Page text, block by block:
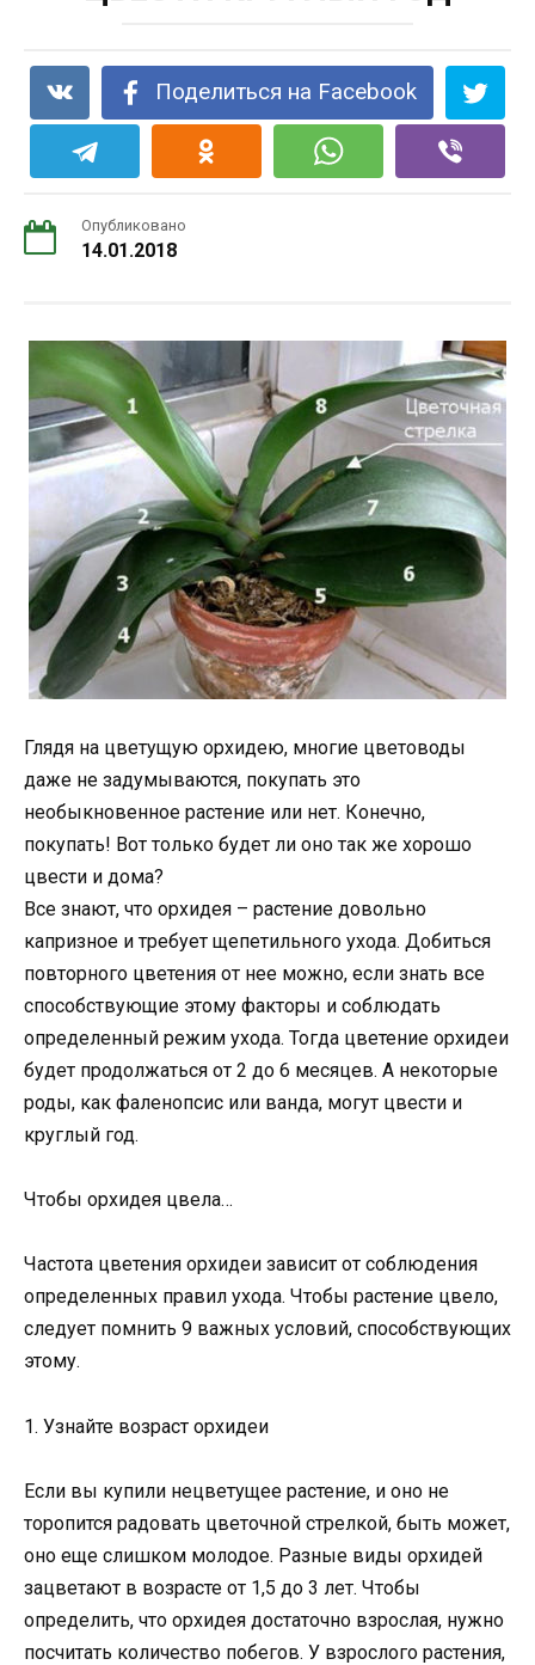
Поделиться на Facebook
Опубликовано
14.01.2018
Глядя на цветущую орхидею, многие цветоводы
даже не задумываются, покупать это
необыкновенное растение или нет. Конечно,
покупать! Вот только будет ли оно так же хорошо
цвести и дома?
Все знают, что орхидея – растение довольно
капризное и требует щепетильного ухода. Добиться
повторного цветения от нее можно, если знать все
способствующие этому факторы и соблюдать
определенный режим ухода. Тогда цветение орхидеи
будет продолжаться от 2 до 6 месяцев. А некоторые
роды, как фаленопсис или ванда, могут цвести и
круглый год.
Чтобы орхидея цвела…
Частота цветения орхидеи зависит от соблюдения
определенных правил ухода. Чтобы растение цвело,
следует помнить 9 важных условий, способствующих
этому.
1. Узнайте возраст орхидеи
Если вы купили нецветущее растение, и оно не
торопится радовать цветочной стрелкой, быть может,
оно еще слишком молодое. Разные виды орхидей
зацветают в возрасте от 1,5 до 3 лет. Чтобы
определить, что орхидея достаточно взрослая, нужно
посчитать количество побегов. У взрослого растения,